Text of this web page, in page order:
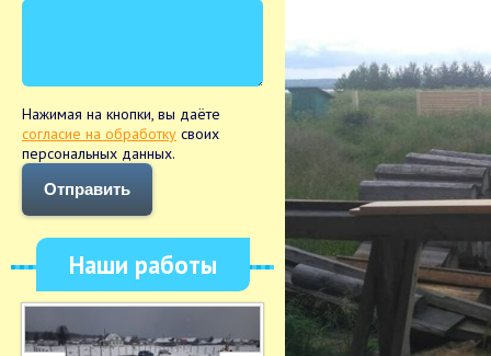
Нажимая на кнопки, вы даёте
согласие на обработку своих
персональных данных.
Отправить
Наши работы